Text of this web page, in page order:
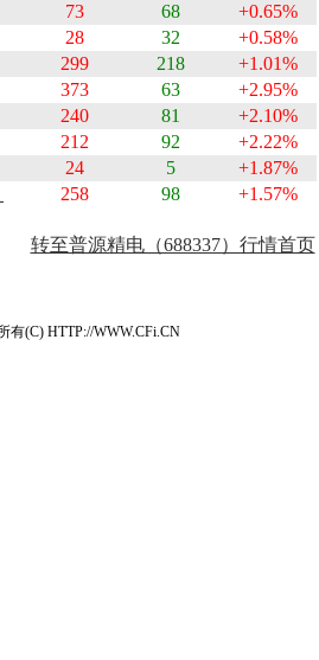
73 68
+0.65%
28 32
+0.58%
299 218
+1.01%
373 63
+2.95%
240 81
+2.10%
212 92
+2.22%
24 5
+1.87%
258 98 +1.57%
转至普源精电（688337）行情首页
有(C) HTTP://WWW.CFi.CN